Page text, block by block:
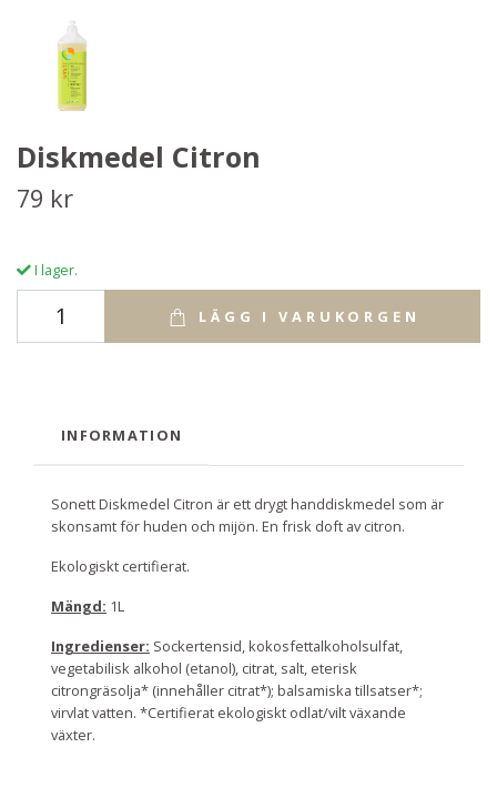
Diskmedel Citron
79 kr
I lager.
LÄGG I VARUKORGEN
INFORMATION
Sonett Diskmedel Citron är ett drygt handdiskmedel som är
skonsamt för huden och mijön. En frisk doft av citron.
Ekologiskt certifierat.
Mängd: 1L
Ingredienser: Sockertensid, kokosfettalkoholsulfat,
vegetabilisk alkohol (etanol), citrat, salt, eterisk
citrongräsolja* (innehåller citrat*); balsamiska tillsatser*;
virvlat vatten. *Certifierat ekologiskt odlat/vilt växande
växter.